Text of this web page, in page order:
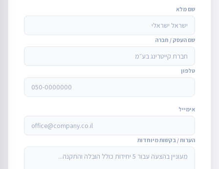
שם מלא
שם העסק / חברה
טלפון
אימייל
הערות / בקשות מיוחדות